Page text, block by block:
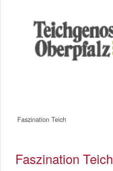
Faszination Teich
Faszination Teich